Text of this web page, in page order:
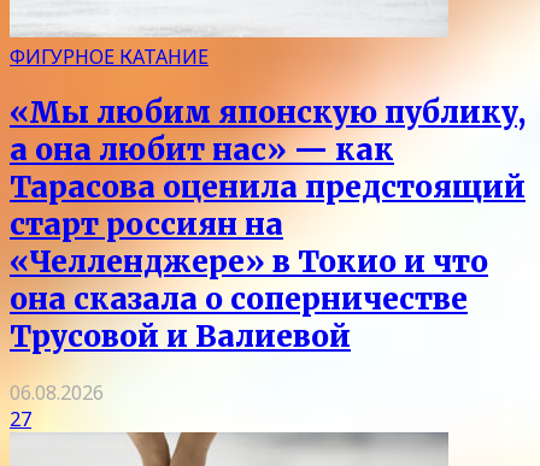
ФИГУРНОЕ КАТАНИЕ
«Мы любим японскую публику,
а она любит нас» — как
Тарасова оценила предстоящий
старт россиян на
«Челленджере» в Токио и что
она сказала о соперничестве
Трусовой и Валиевой
06.08.2026
27